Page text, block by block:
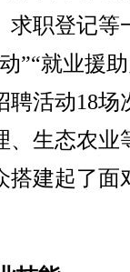
求职登记等
”“就业援
聘活动18场
、生态农业
搭建起了面